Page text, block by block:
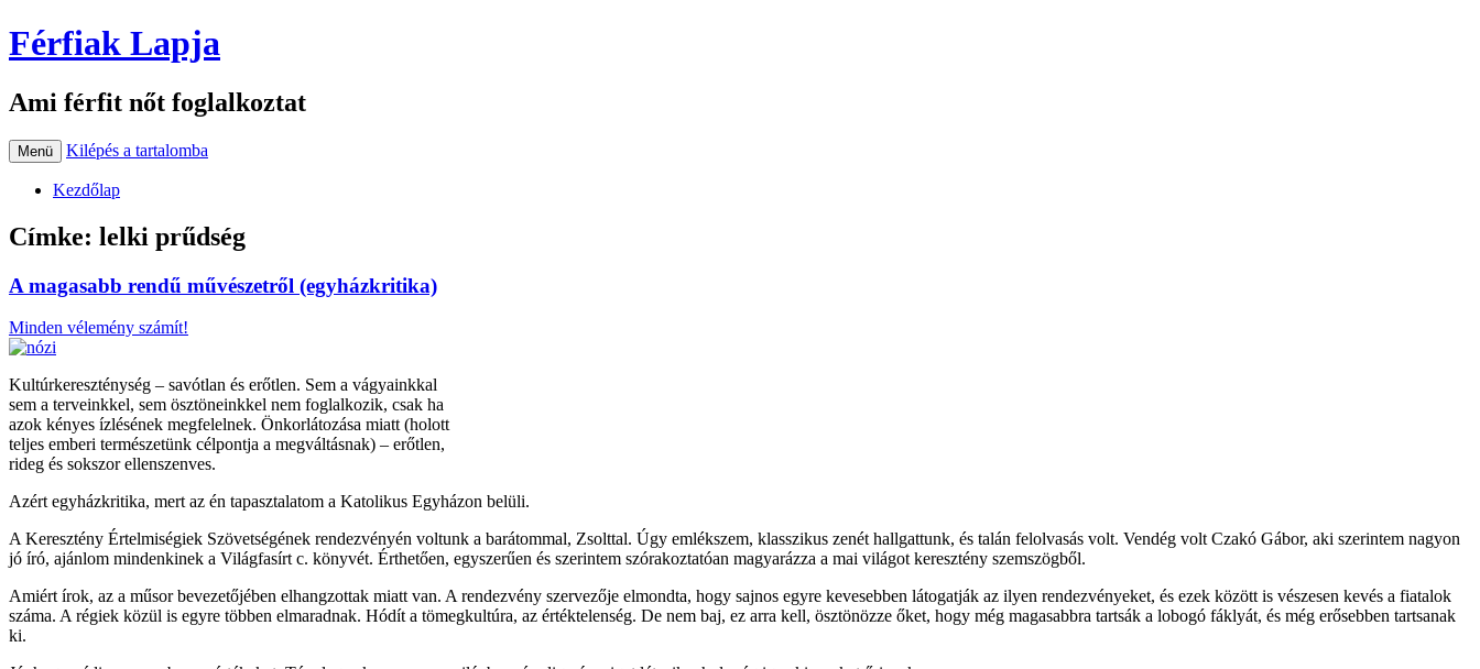
Férfiak Lapja
Ami férfit nőt foglalkoztat
Menü Kilépés a tartalomba
Kezdőlap
Címke: lelki prűdség
A magasabb rendű művészetről (egyházkritika)
Minden vélemény számít!
Kultúrkereszténység – savótlan és erőtlen. Sem a vágyainkkal
sem a terveinkkel, sem ösztöneinkkel nem foglalkozik, csak ha
azok kényes ízlésének megfelelnek. Önkorlátozása miatt (holott
teljes emberi természetünk célpontja a megváltásnak) – erőtlen,
rideg és sokszor ellenszenves.
Azért egyházkritika, mert az én tapasztalatom a Katolikus Egyházon belüli.
A Keresztény Értelmiségiek Szövetségének rendezvényén voltunk a barátommal, Zsolttal. Úgy emlékszem, klasszikus zenét hallgattunk, és talán felolvasás volt. Vendég volt Czakó Gábor, aki szerintem nagyon
jó író, ajánlom mindenkinek a Világfasírt c. könyvét. Érthetően, egyszerűen és szerintem szórakoztatóan magyarázza a mai világot keresztény szemszögből.
Amiért írok, az a műsor bevezetőjében elhangzottak miatt van. A rendezvény szervezője elmondta, hogy sajnos egyre kevesebben látogatják az ilyen rendezvényeket, és ezek között is vészesen kevés a fiatalok
száma. A régiek közül is egyre többen elmaradnak. Hódít a tömegkultúra, az értéktelenség. De nem baj, ez arra kell, ösztönözze őket, hogy még magasabbra tartsák a lobogó fáklyát, és még erősebben tartsanak
ki.